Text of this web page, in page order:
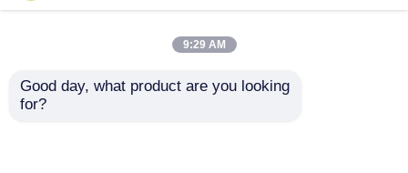
Wyłącznik wysokonapięciowy
Szybko napędowa szafa dystrybucyjna
9:29 AM
Good day, what product are you looking
for?